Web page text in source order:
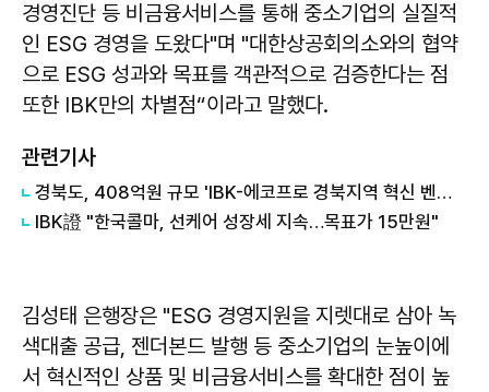
경영진단 등 비금융서비스를 통해 중소기업의 실질적
인 ESG 경영을 도왔다"며 "대한상공회의소와의 협약
으로 ESG 성과와 목표를 객관적으로 검증한다는 점
또한 IBK만의 차별점“이라고 말했다.
관련기사
경북도, 408억원 규모 'IBK-에코프로 경북지역 혁신 벤처펀드' 출범
IBK證 "한국콜마, 선케어 성장세 지속…목표가 15만원"
김성태 은행장은 "ESG 경영지원을 지렛대로 삼아 녹
색대출 공급, 젠더본드 발행 등 중소기업의 눈높이에
서 혁신적인 상품 및 비금융서비스를 확대한 점이 높